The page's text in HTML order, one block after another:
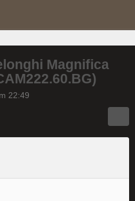
Magnifica
22:49